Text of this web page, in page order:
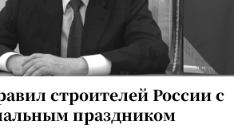
строителей России с
праздником